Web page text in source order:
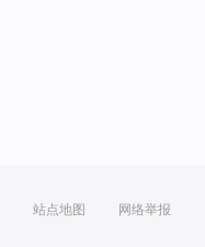
站点地图 网络举报